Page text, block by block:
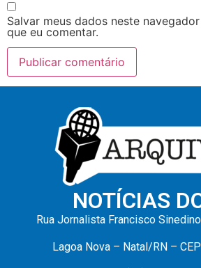
Salvar meus dados neste
que eu comentar.
NOTÍCIAS
Rua Jornalista Francisco
Lagoa Nova – Natal/RN –